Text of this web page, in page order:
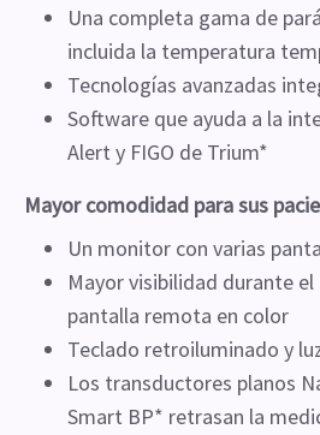
Una completa gama de
incluida la temperatura
Tecnologías avanzadas
Software que ayuda a la
Alert y FIGO de Trium*
Mayor comodidad para sus
Un monitor con varias
Mayor visibilidad durante
pantalla remota en color
Teclado retroiluminado y
Los transductores planos
Smart BP* retrasan la